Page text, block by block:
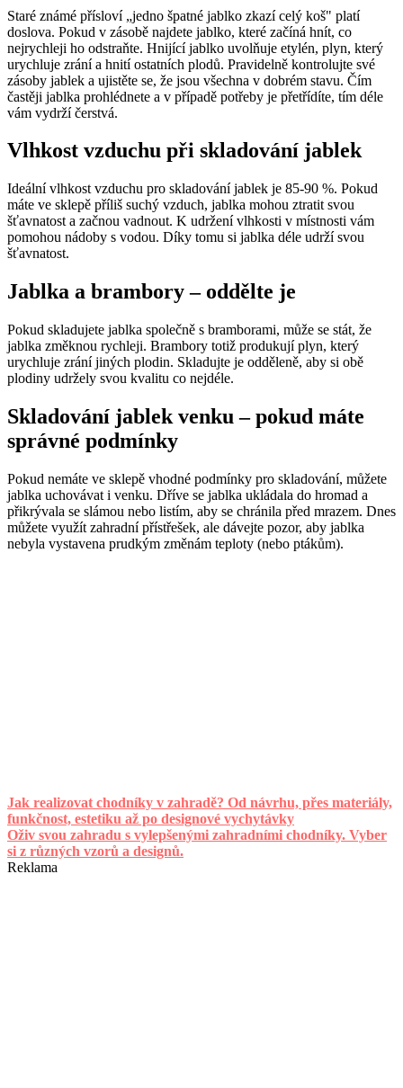
Staré známé přísloví „jedno špatné jablko zkazí celý koš" platí
doslova. Pokud v zásobě najdete jablko, které začíná hnít, co
nejrychleji ho odstraňte. Hnijící jablko uvolňuje etylén, plyn, který
urychluje zrání a hnití ostatních plodů. Pravidelně kontrolujte své
zásoby jablek a ujistěte se, že jsou všechna v dobrém stavu. Čím
častěji jablka prohlédnete a v případě potřeby je přetřídíte, tím déle
vám vydrží čerstvá.
Vlhkost vzduchu při skladování jablek
Ideální vlhkost vzduchu pro skladování jablek je 85-90 %. Pokud
máte ve sklepě příliš suchý vzduch, jablka mohou ztratit svou
šťavnatost a začnou vadnout. K udržení vlhkosti v místnosti vám
pomohou nádoby s vodou. Díky tomu si jablka déle udrží svou
šťavnatost.
Jablka a brambory – oddělte je
Pokud skladujete jablka společně s bramborami, může se stát, že
jablka změknou rychleji. Brambory totiž produkují plyn, který
urychluje zrání jiných plodin. Skladujte je odděleně, aby si obě
plodiny udržely svou kvalitu co nejdéle.
Skladování jablek venku – pokud máte
správné podmínky
Pokud nemáte ve sklepě vhodné podmínky pro skladování, můžete
jablka uchovávat i venku. Dříve se jablka ukládala do hromad a
přikrývala se slámou nebo listím, aby se chránila před mrazem. Dnes
můžete využít zahradní přístřešek, ale dávejte pozor, aby jablka
nebyla vystavena prudkým změnám teploty (nebo ptákům).
Jak realizovat chodníky v zahradě? Od návrhu, přes materiály,
funkčnost, estetiku až po designové vychytávky
Oživ svou zahradu s vylepšenými zahradními chodníky. Vyber
si z různých vzorů a designů.
Reklama